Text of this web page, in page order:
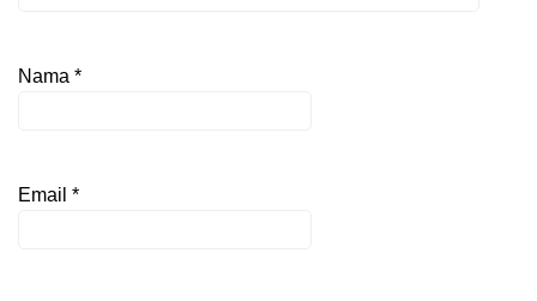
Nama *
Email *